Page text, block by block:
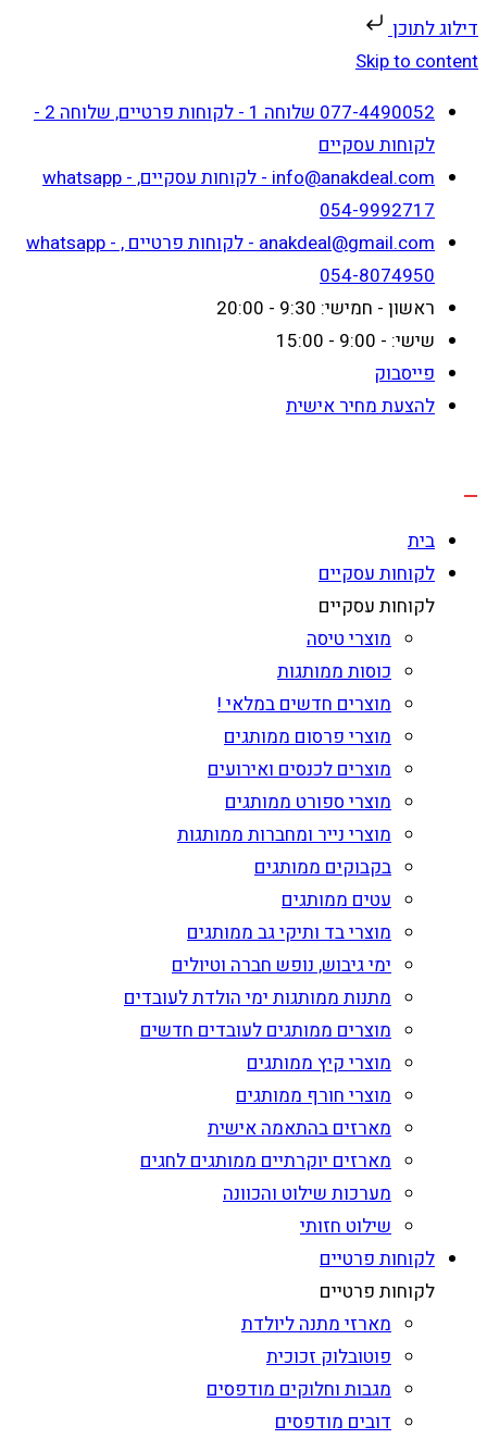
דילוג לתוכן
Skip to content
077-4490052 שלוחה 1 - לקוחות פרטיים, שלוחה 2 -
לקוחות עסקיים
info@anakdeal.com - לקוחות עסקיים, whatsapp -
054-9992717
anakdeal@gmail.com - לקוחות פרטיים , whatsapp -
054-8074950
ראשון - חמישי: 9:30 - 20:00
שישי: - 9:00 - 15:00
פייסבוק
להצעת מחיר אישית
בית
לקוחות עסקיים
לקוחות עסקיים
מוצרי טיסה
כוסות ממותגות
מוצרים חדשים במלאי !
מוצרי פרסום ממותגים
מוצרים לכנסים ואירועים
מוצרי ספורט ממותגים
מוצרי נייר ומחברות ממותגות
בקבוקים ממותגים
עטים ממותגים
מוצרי בד ותיקי גב ממותגים
ימי גיבוש, נופש חברה וטיולים
מתנות ממותגות ימי הולדת לעובדים
מוצרים ממותגים לעובדים חדשים
מוצרי קיץ ממותגים
מוצרי חורף ממותגים
מארזים בהתאמה אישית
מארזים יוקרתיים ממותגים לחגים
מערכות שילוט והכוונה
שילוט חזותי
לקוחות פרטיים
לקוחות פרטיים
מארזי מתנה ליולדת
פוטובלוק זכוכית
מגבות וחלוקים מודפסים
דובים מודפסים